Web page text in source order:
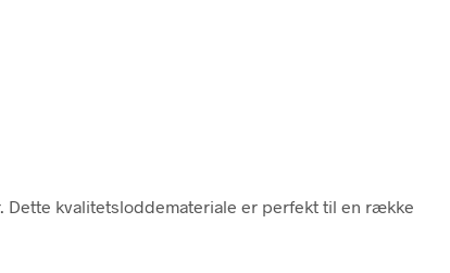
kvalitetsloddemateriale er perfekt til en række